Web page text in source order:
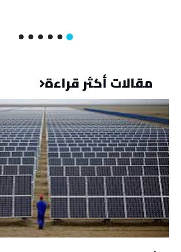
مقالات أكثر قراءة